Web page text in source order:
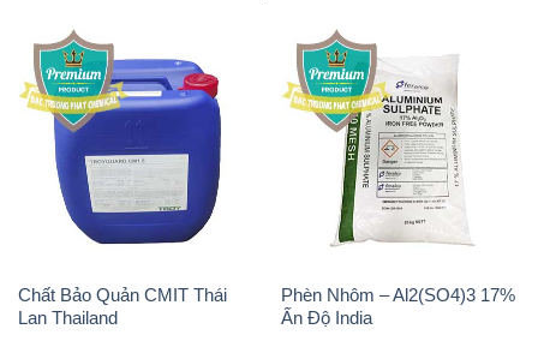
Chất Bảo Quản CMIT Thái
Lan Thailand
Phèn Nhôm – Al2(SO4)3 17%
Ấn Độ India